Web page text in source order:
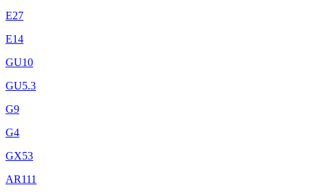
E27
E14
GU10
GU5.3
G9
G4
GX53
AR111